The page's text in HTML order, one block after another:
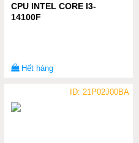
CPU INTEL CORE I3-
14100F
Hết hàng
ID: 21P02J00BA